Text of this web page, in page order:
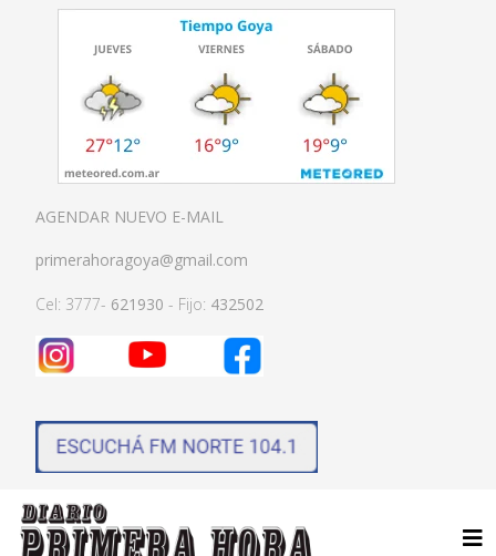
AGENDAR NUEVO E-MAIL
primerahoragoya@gmail.com
Cel: 3777- 621930 - Fijo: 432502